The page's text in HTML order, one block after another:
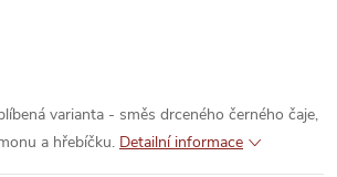
varianta - směs drceného černého čaje,
a hřebíčku. Detailní informace